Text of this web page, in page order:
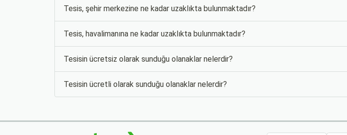
Tesis, şehir merkezine ne kadar uzaklıkta bulunmaktadır?
Tesis, havalimanına ne kadar uzaklıkta bulunmaktadır?
Tesisin ücretsiz olarak sunduğu olanaklar nelerdir?
Tesisin ücretli olarak sunduğu olanaklar nelerdir?